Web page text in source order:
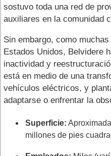
sostuvo toda una red de
auxiliares en la comunidad
Sin embargo, como
Estados Unidos, Belvidere
inactividad y
está en medio de una
vehículos eléctricos, y
adaptarse o enfrentar la
Superficie:
millones de pies